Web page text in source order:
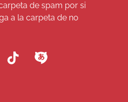
de spam por si
a la carpeta de no